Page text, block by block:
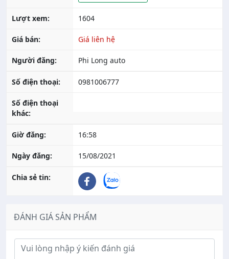
Lượt xem: 1604
Giá bán: Giá liên hệ
Người đăng: Phi Long auto
Số điện thoại: 0981006777
Số điện thoại
khác:
Giờ đăng: 16:58
Ngày đăng: 15/08/2021
Chia sẻ tin:
ĐÁNH GIÁ SẢN PHẨM
Ý kiến đánh giá